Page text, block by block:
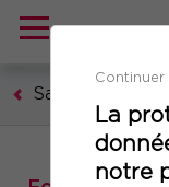
La
notre
Santé et